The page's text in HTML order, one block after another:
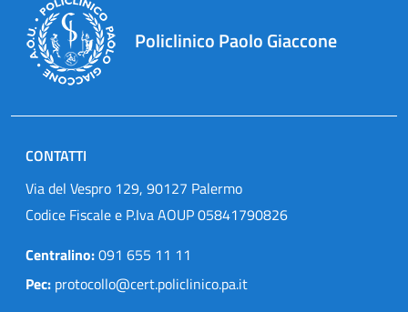
Policlinico Paolo Giaccone
CONTATTI
Via del Vespro 129, 90127 Palermo
Codice Fiscale e P.Iva AOUP 05841790826
Centralino:091 655 11 11
Pec: protocollo@cert.policlinico.pa.it